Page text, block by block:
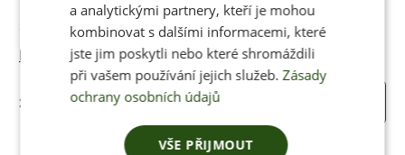
Bordó krém na boty
205 Kč
a analytickými partnery, kteří je mohou
kombinovat s dalšími informacemi, které
jste jim poskytli nebo které shromáždili
při vašem používání jejich služeb. Zásady
ochrany osobních údajů
VŠE PŘIJMOUT